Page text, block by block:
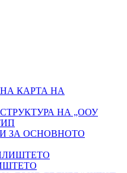
КАРТА НА
НА „ООУ
ЗА ОСНОВНОТО